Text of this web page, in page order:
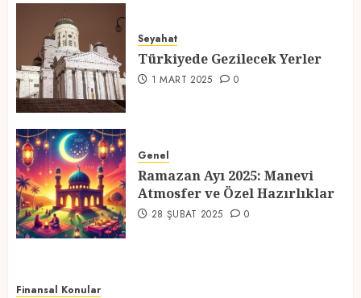
4
1 MART 2025
5
Atmosfer ve Özel Hazırlıklar
28 ŞUBAT 2025 0
Seyahat
Türkiyede Gezilecek Yerler
1 MART 2025 0
Genel
Ramazan Ayı 2025: Manevi
Atmosfer ve Özel Hazırlıklar
28 ŞUBAT 2025 0
Finansal Konular